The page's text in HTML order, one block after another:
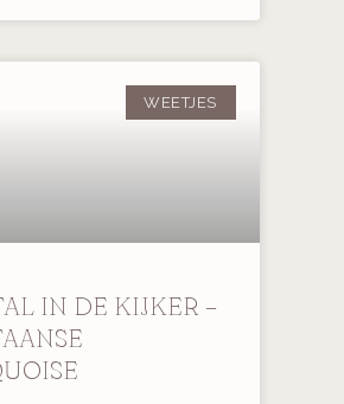
WEETJES
IN DE KIJKER –